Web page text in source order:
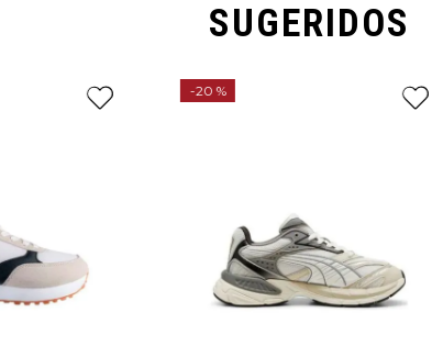
SUGERIDOS
-20 %